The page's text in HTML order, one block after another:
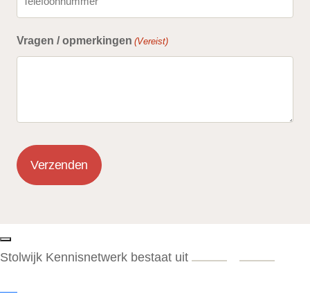
Vragen / opmerkingen (Vereist)
Verzenden
Stolwijk Kennisnetwerk bestaat uit